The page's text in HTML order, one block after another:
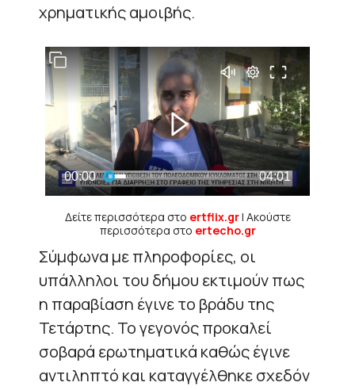
χρηματικής αμοιβής.
Δείτε περισσότερα στο ertflix.gr| Ακούστε
περισσότερα στο ertecho.gr
Σύμφωνα με πληροφορίες, οι
υπάλληλοι του δήμου εκτιμούν πως
η παραβίαση έγινε το βράδυ της
Τετάρτης. Το γεγονός προκαλεί
σοβαρά ερωτηματικά καθώς έγινε
αντιληπτό και καταγγέλθηκε σχεδόν